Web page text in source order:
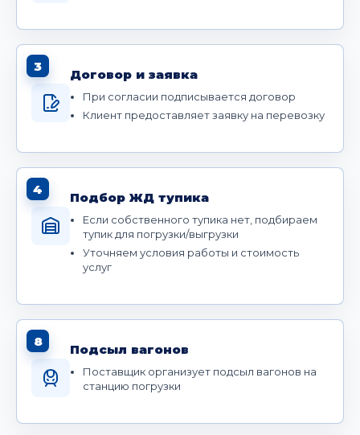
3
Договор и заявка
При согласии подписывается договор
Клиент предоставляет заявку на перевозку
4
Подбор ЖД тупика
Если собственного тупика нет, подбираем
тупик для погрузки/выгрузки
Уточняем условия работы и стоимость
услуг
8
Подсыл вагонов
Поставщик организует подсыл вагонов на
станцию погрузки